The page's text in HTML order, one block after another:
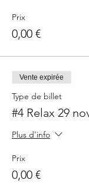
Prix
0,00 €
Vente expirée
Type de billet
#4 Relax 29
Plus d'info
Prix
0,00 €